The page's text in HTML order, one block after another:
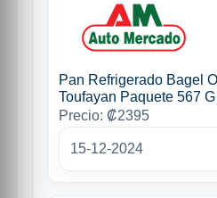
Pan Refrigerado Bagel
Toufayan Paquete 567
Precio: ₡2395
15-12-2024